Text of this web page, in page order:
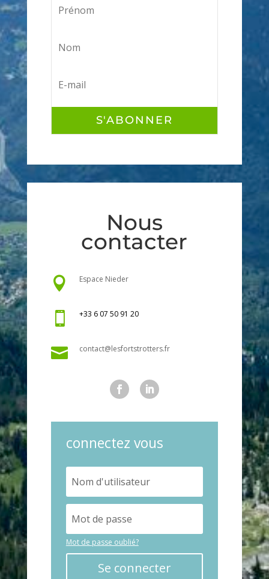
S'ABONNER
Nous
contacter
 Espace Nieder
 +33 6 07 50 91 20
 contact@lesfortstrotters.fr
connectez vous
Mot de passe oublié?
Se connecter